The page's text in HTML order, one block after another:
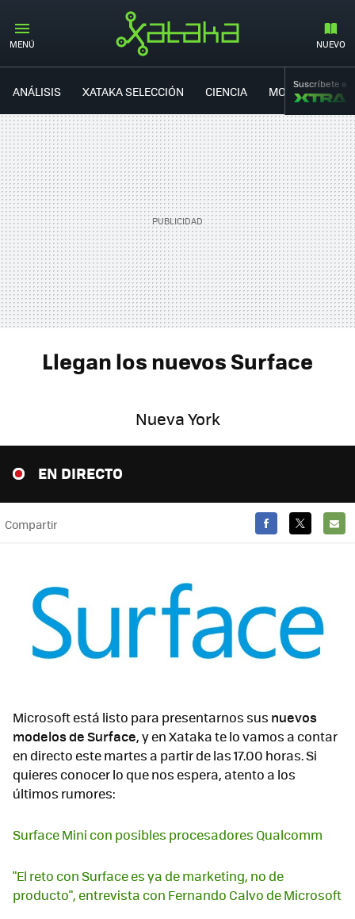
MENÚ NUEVO
ANÁLISIS XATAKA SELECCIÓN CIENCIA MOVILIDAD
Suscríbete a
Llegan los nuevos Surface
Nueva York
EN DIRECTO
Compartir
Microsoft está listo para presentarnos sus nuevos
modelos de Surface, y en Xataka te lo vamos a contar
en directo este martes a partir de las 17.00 horas. Si
quieres conocer lo que nos espera, atento a los
últimos rumores:
Surface Mini con posibles procesadores Qualcomm
"El reto con Surface es ya de marketing, no de
producto", entrevista con Fernando Calvo de Microsoft